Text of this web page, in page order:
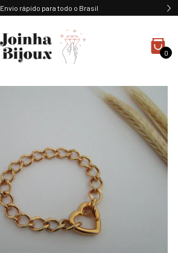
Envio rápido para todo o Brasil
0